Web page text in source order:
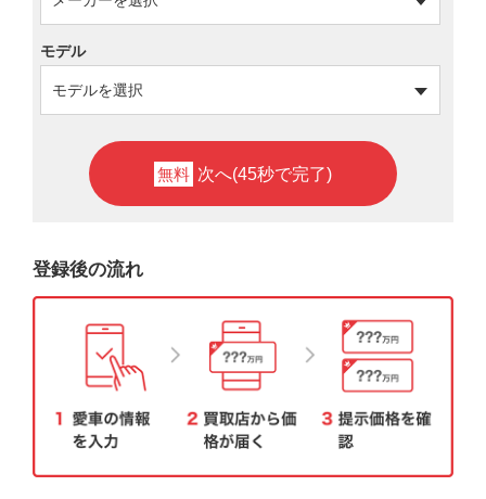
モデル
無料 次へ(45秒で完了)
登録後の流れ